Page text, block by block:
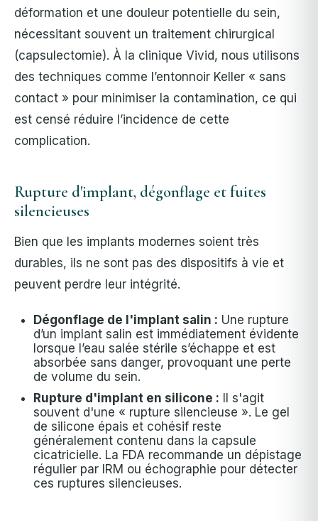
déformation et une douleur potentielle du sein,
nécessitant souvent un traitement chirurgical
(capsulectomie). À la clinique Vivid, nous utilisons
des techniques comme l’entonnoir Keller « sans
contact » pour minimiser la contamination, ce qui
est censé réduire l’incidence de cette
complication.
Rupture d'implant, dégonflage et fuites
silencieuses
Bien que les implants modernes soient très
durables, ils ne sont pas des dispositifs à vie et
peuvent perdre leur intégrité.
Dégonflage de l'implant salin : Une rupture
d’un implant salin est immédiatement évidente
lorsque l’eau salée stérile s’échappe et est
absorbée sans danger, provoquant une perte
de volume du sein.
Rupture d'implant en silicone : Il s'agit
souvent d'une « rupture silencieuse ». Le gel
de silicone épais et cohésif reste
généralement contenu dans la capsule
cicatricielle. La FDA recommande un dépistage
régulier par IRM ou échographie pour détecter
ces ruptures silencieuses.